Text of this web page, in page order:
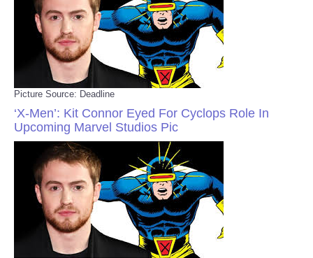
Picture Source: Deadline
‘X-Men’: Kit Connor Eyed For Cyclops Role In
Upcoming Marvel Studios Pic